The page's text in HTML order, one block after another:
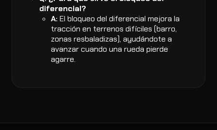
diferencial?
A: El bloqueo del diferencial mejora la
tracción en terrenos difíciles (barro,
zonas resbaladizas), ayudándote a
avanzar cuando una rueda pierde
agarre.